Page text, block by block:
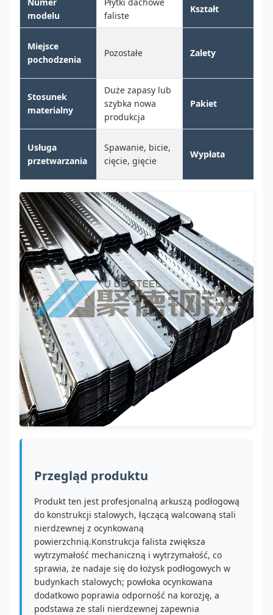
modelu
faliste
Kształt
Miejsce
pochodzenia
Pozostałe Zalety
Stosunek
materialny
Duże zapasy lub
szybka nowa
produkcja
Pakiet
Usługa
przetwarzania
Spawanie, bicie,
cięcie, gięcie
Wypłata
Przegląd produktu
Produkt ten jest profesjonalną arkuszą podłogową
do konstrukcji stalowych, łączącą walcowaną stali
nierdzewnej z ocynkowaną
powierzchnią.Konstrukcja falista zwiększa
wytrzymałość mechaniczną i wytrzymałość, co
sprawia, że nadaje się do łożysk podłogowych w
budynkach stalowych; powłoka ocynkowana
dodatkowo poprawia odporność na korozję, a
podstawa ze stali nierdzewnej zapewnia